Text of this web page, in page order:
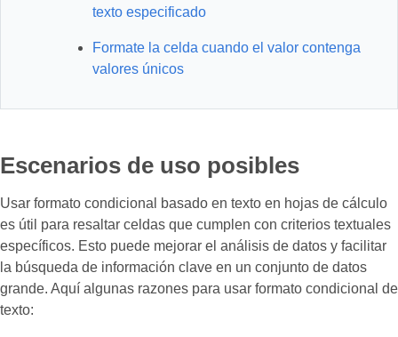
texto especificado
Formate la celda cuando el valor contenga
valores únicos
Escenarios de uso posibles
Usar formato condicional basado en texto en hojas de cálculo
es útil para resaltar celdas que cumplen con criterios textuales
específicos. Esto puede mejorar el análisis de datos y facilitar
la búsqueda de información clave en un conjunto de datos
grande. Aquí algunas razones para usar formato condicional de
texto: